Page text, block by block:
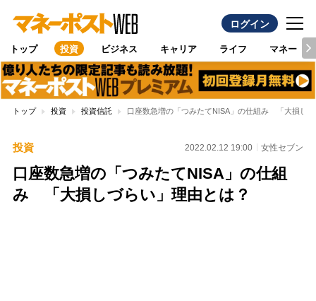
ログイン
トップ 投資 ビジネス キャリア ライフ マネー
トップ 投資 投資信託 口座数急増の「つみたてNISA」の仕組み 「大損し
投資 2022.02.12 19:00 女性セブン
口座数急増の「つみたてNISA」の仕組
み 「大損しづらい」理由とは？